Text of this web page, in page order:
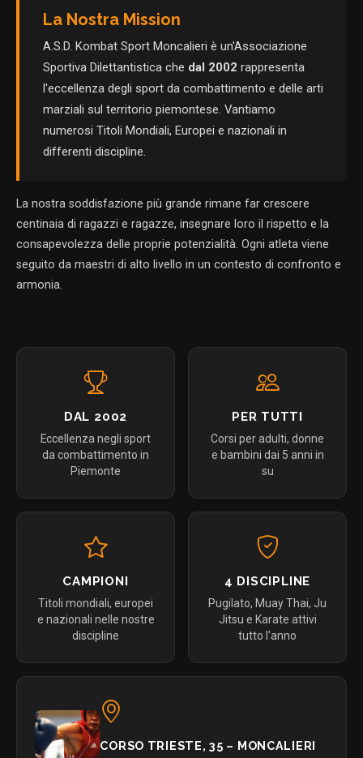
La Nostra Mission
A.S.D. Kombat Sport Moncalieri è un'Associazione
Sportiva Dilettantistica che dal 2002 rappresenta
l'eccellenza degli sport da combattimento e delle arti
marziali sul territorio piemontese. Vantiamo
numerosi Titoli Mondiali, Europei e nazionali in
differenti discipline.
La nostra soddisfazione più grande rimane far crescere
centinaia di ragazzi e ragazze, insegnare loro il rispetto e la
consapevolezza delle proprie potenzialità. Ogni atleta viene
seguito da maestri di alto livello in un contesto di confronto e
armonia.
DAL 2002
Eccellenza negli sport
da combattimento in
Piemonte
PER TUTTI
Corsi per adulti, donne
e bambini dai 5 anni in
su
CAMPIONI
Titoli mondiali, europei
e nazionali nelle nostre
discipline
4 DISCIPLINE
Pugilato, Muay Thai, Ju
Jitsu e Karate attivi
tutto l'anno
CORSO TRIESTE, 35 – MONCALIERI